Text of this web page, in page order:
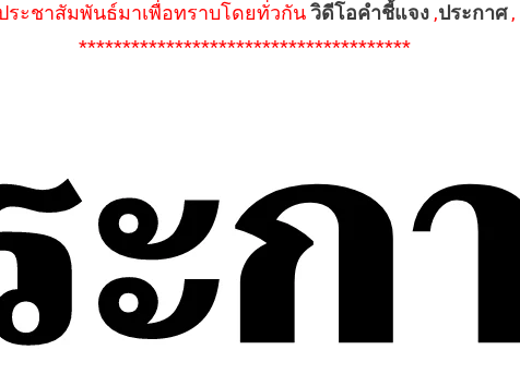
ระชาสัมพันธ์มาเพื่อทราบโดยทั่วกันวิดีโอคำชี้แจง,ประกาศ,
**************************************